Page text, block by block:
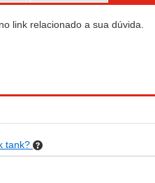
link relacionado a sua dúvida.
tank?